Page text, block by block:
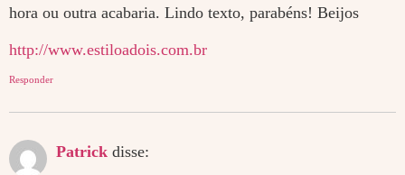
hora ou outra acabaria. Lindo texto, parabéns! Beijos
http://www.estiloadois.com.br
Responder
Patrick disse: